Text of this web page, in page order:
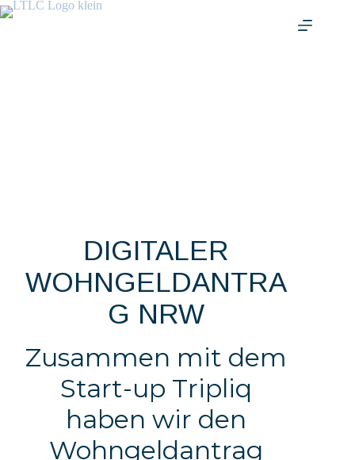
Zum
Inhalt
DIGITALER
WOHNGELDANTRA
G NRW
Zusammen mit dem
Start-up Tripliq
haben wir den
Wohngeldantrag